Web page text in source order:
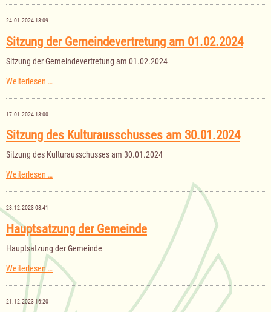
Kulturausschusses
24.01.2024 13:09
Sitzung der Gemeindevertretung am 01.02.2024
Sitzung der Gemeindevertretung am 01.02.2024
Weiterlesen …
Gemeindevertretung
17.01.2024 13:00
Sitzung des Kulturausschusses am 30.01.2024
Sitzung des Kulturausschusses am 30.01.2024
Weiterlesen …
Kulturausschusses
28.12.2023 08:41
Hauptsatzung der Gemeinde
Hauptsatzung der Gemeinde
Weiterlesen … Hauptsatzung
Gemeinde
21.12.2023 16:20